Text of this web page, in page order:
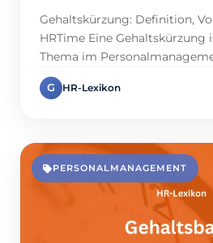
Gehaltskürzung: Definition,
HRTime Eine Gehaltskürzung
Thema im
sowohl Unternehmen als
Gerade in wirtschaftlich
werden. Dennoch ist sie
und erfordert klare
Personalmanager gut […]
G HR-Lexikon
PERSONALMANAGEMENT